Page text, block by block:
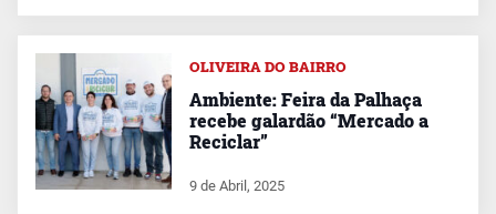
OLIVEIRA DO BAIRRO
Ambiente: Feira da Palhaça
recebe galardão “Mercado a
Reciclar”
9 de Abril, 2025